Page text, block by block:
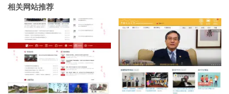
相关网站推荐